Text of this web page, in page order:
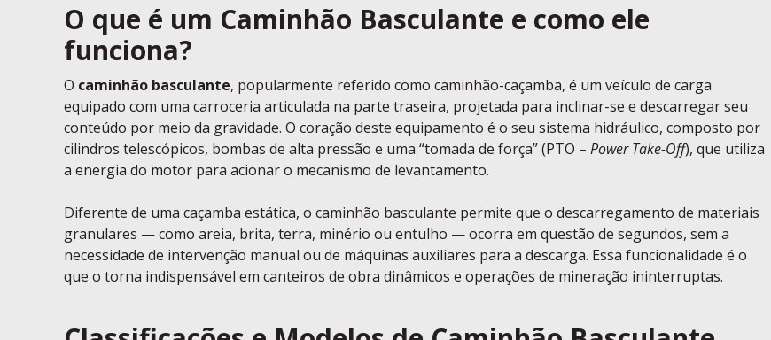
O que é um Caminhão Basculante e como ele
funciona?
O caminhão basculante, popularmente referido como caminhão-caçamba, é um veículo de carga
equipado com uma carroceria articulada na parte traseira, projetada para inclinar-se e descarregar seu
conteúdo por meio da gravidade. O coração deste equipamento é o seu sistema hidráulico, composto por
cilindros telescópicos, bombas de alta pressão e uma “tomada de força” (PTO – Power Take-Off), que utiliza
a energia do motor para acionar o mecanismo de levantamento.
Diferente de uma caçamba estática, o caminhão basculante permite que o descarregamento de materiais
granulares — como areia, brita, terra, minério ou entulho — ocorra em questão de segundos, sem a
necessidade de intervenção manual ou de máquinas auxiliares para a descarga. Essa funcionalidade é o
que o torna indispensável em canteiros de obra dinâmicos e operações de mineração ininterruptas.